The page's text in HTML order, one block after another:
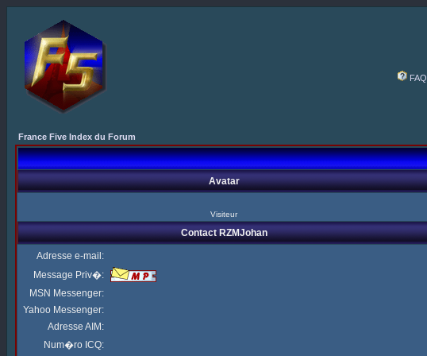
FAQ
France Five Index du Forum
Avatar
Visiteur
Contact RZMJohan
Adresse e-mail:
Message Priv�:
MSN Messenger:
Yahoo Messenger:
Adresse AIM:
Num�ro ICQ: